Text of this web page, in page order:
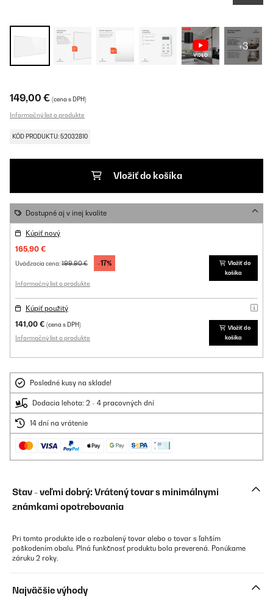
+3
149,00 € (cena s DPH)
Informačný list o produkte
KÓD PRODUKTU: 52032810
Vložiť do košíka
Dostupné aj v inej kvalite
Kúpiť nový
165,90 €
Uvádzacia cena:199,90 € -17%
Informačný list o produkte
Vložiť do
košíka
Kúpiť použitý
141,00 € (cena s DPH)
Informačný list o produkte
Vložiť do
košíka
Posledné kusy na sklade!
Dodacia lehota: 2 - 4 pracovných dní
14 dní na vrátenie
Stav - veľmi dobrý: Vrátený tovar s minimálnymi
známkami opotrebovania
Pri tomto produkte ide o rozbalený tovar alebo o tovar s ľahším
poškodením obalu. Plná funkčnosť produktu bola preverená. Ponúkame
záruku 2 roky.
Najväčšie výhody